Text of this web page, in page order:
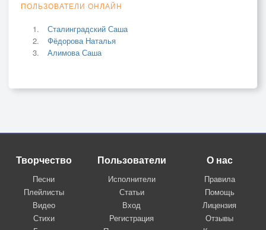
ПОЛЬЗОВАТЕЛИ ОНЛАЙН
Сталинградский Саша
Фёдорова Наталья
Алимова Саша
Творчество
Песни
Плейлисты
Видео
Стихи
Пользователи
Исполнители
Статьи
Вход
Регистрация
О нас
Правила
Помощь
Лицензия
Отзывы